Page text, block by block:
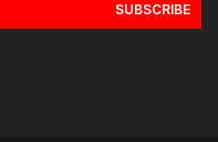
SUBSCRIBE